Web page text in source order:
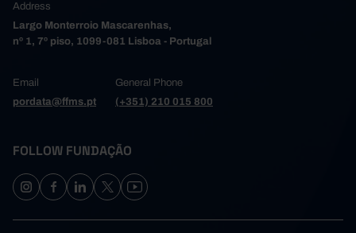
Address
Largo Monterroio Mascarenhas,
nº 1, 7º piso, 1099-081 Lisboa - Portugal
Email
pordata@ffms.pt
General Phone
(+351) 210 015 800
FOLLOW FUNDAÇÃO